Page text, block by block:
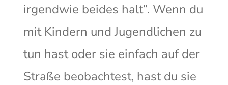
irgendwie beides halt“. Wenn du
mit Kindern und Jugendlichen zu
tun hast oder sie einfach auf der
Straße beobachtest, hast du sie